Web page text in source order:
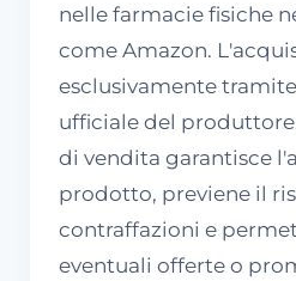
nelle farmacie fisiche
come Amazon.
esclusivamente
ufficiale del
di vendita garantisce
prodotto, previene il
contraffazioni e
eventuali offerte o